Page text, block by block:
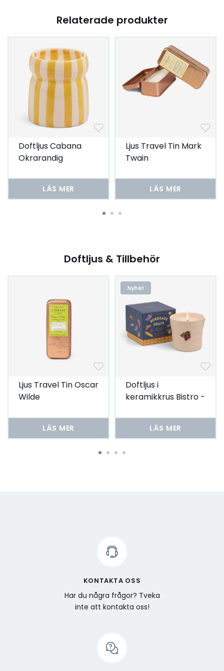
Relaterade produkter
Doftljus Cabana
Okrarandig
Coast
LÄS MER
Ljus Travel Tin Mark
Twain
LÄS MER
Doftljus & Tillbehör
Ljus Travel Tin Oscar
Wilde
LÄS MER
Nyhet
Doftljus i
keramikkrus Bistro -
LÄS MER
KONTAKTA OSS
Har du några frågor? Tveka
inte att kontakta oss!